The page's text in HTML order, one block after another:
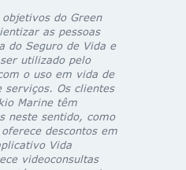
do Green
as pessoas
do Seguro de Vida e
utilizado pelo
o uso em vida de
serviços. Os clientes
Marine têm
neste sentido, como
descontos em
Vida
videoconsultas